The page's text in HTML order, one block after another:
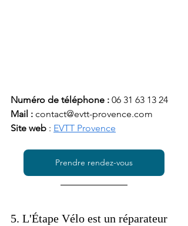
Numéro de téléphone : 06 31 63 13 24
Mail : contact@evtt-provence.com
Site web : EVTT Provence
Prendre rendez-vous
5. L'Étape Vélo est un réparateur